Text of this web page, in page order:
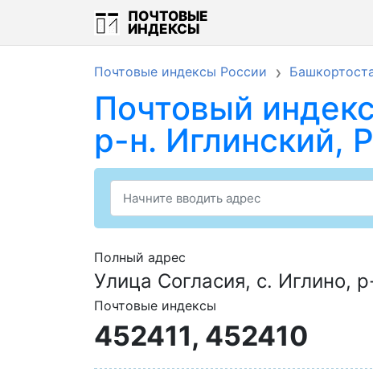
ПОЧТОВЫЕ
ИНДЕКСЫ
Почтовые индексы России
Почтовый
р-н. Иглинский,
Полный адрес
Улица Согласия, с. Иглино,
Почтовые индексы
452411, 452410